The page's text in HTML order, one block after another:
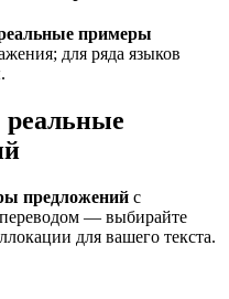
примеры
для ряда языков
.
реальные
предложений с
переводом — выбирайте
для вашего текста.